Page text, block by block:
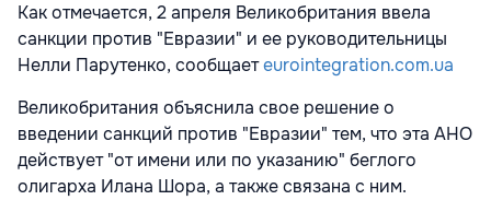
Как отмечается, 2 апреля Великобритания ввела
санкции против "Евразии" и ее руководительницы
Нелли Парутенко, сообщаетeurointegration.com.ua
Великобритания объяснила свое решение о
введении санкций против "Евразии" тем, что эта АНО
действует "от имени или по указанию" беглого
олигарха Илана Шора, а также связана с ним.